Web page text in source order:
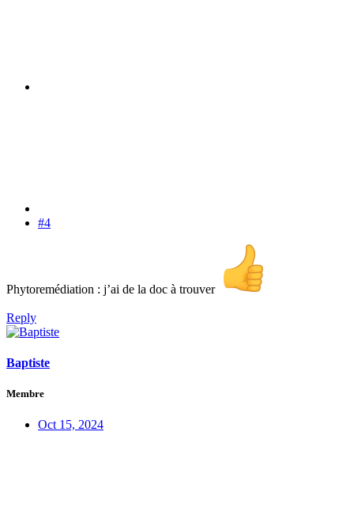
#4
Phytoremédiation : j’ai de la doc à trouver
Reply
Baptiste
Membre
Oct 15, 2024